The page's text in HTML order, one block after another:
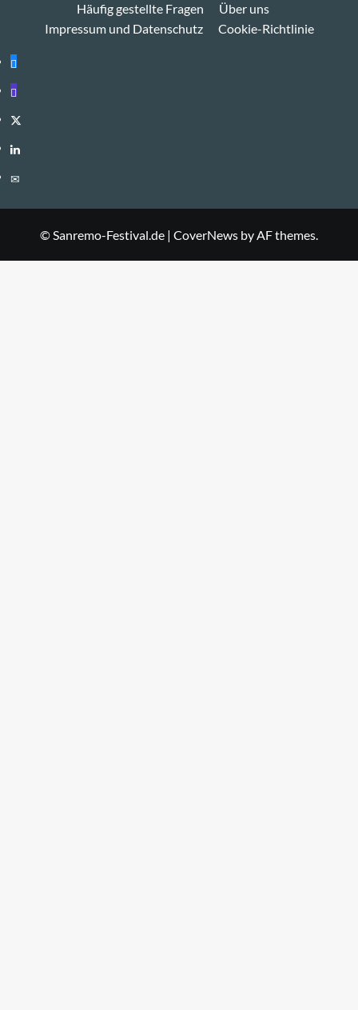
Häufig gestellte Fragen
Über uns
Impressum und Datenschutz
Cookie-Richtlinie
Bluesky
Mastodon
Twitter
LinkedIn
E-
© Sanremo-Festival.de | CoverNews by AF themes.